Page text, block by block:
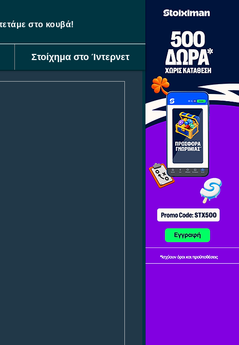
στο κουβά!
Στοίχημα στο Ίντερνετ